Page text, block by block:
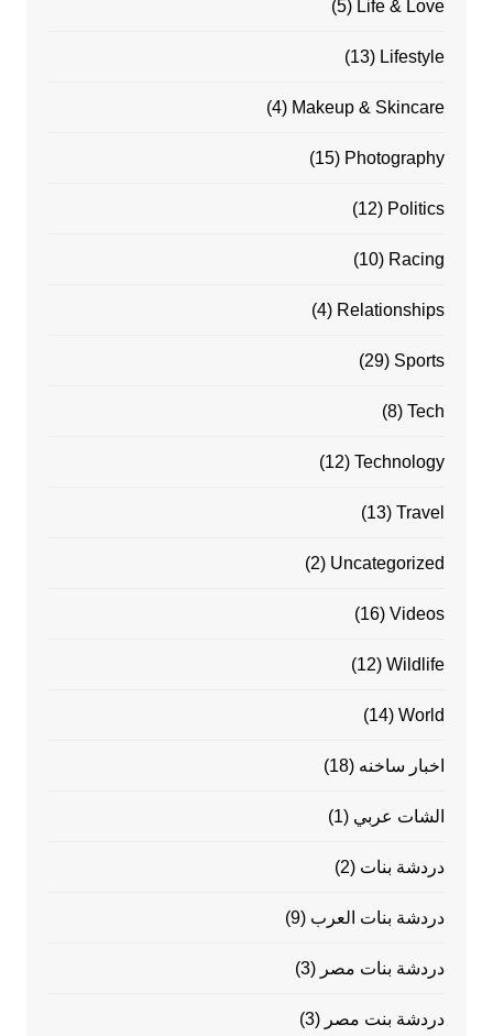
Life & Love
(5)
Lifestyle
(13)
Makeup & Skincare
(4)
Photography
(15)
Politics
(12)
Racing
(10)
Relationships
(4)
Sports
(29)
Tech
(8)
Technology
(12)
Travel
(13)
Uncategorized
(2)
Videos
(16)
Wildlife
(12)
World
(14)
اخبار ساخنه (18)
الشات عربي (1)
دردشة بنات (2)
دردشة بنات العرب (9)
دردشة بنات مصر (3)
دردشة بنت مصر (3)